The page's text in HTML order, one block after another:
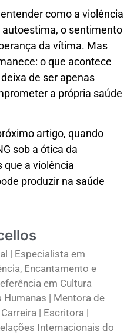
como a violência
o sentimento
da vítima. Mas
o que acontece
de ser apenas
a própria saúde
artigo, quando
sob a ótica da
que a violência
produzir na saúde
| Especialista em
Encantamento e
em Cultura
Humanas | Mentora de
| Escritora |
Internacionais do